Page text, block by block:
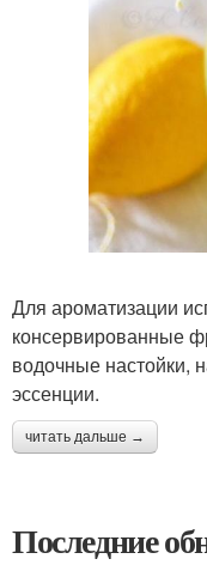
Для ароматизации
консервированные
водочные настойки,
эссенции.
читать дальше →
Последние